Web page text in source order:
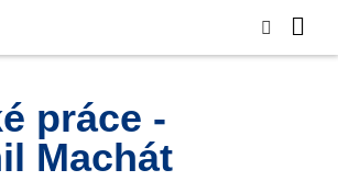
práce -
Machát